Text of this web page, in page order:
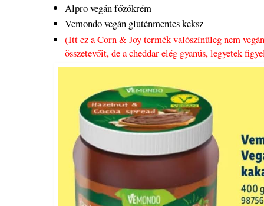
Alpro vegán főzőkrém
Vemondo vegán gluténmentes keksz
(Itt ez a Corn & Joy termék valószínűleg nem
összetevőit, de a cheddar elég gyanús, legyetek